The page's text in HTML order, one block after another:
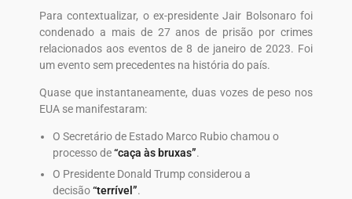
Para contextualizar, o ex-presidente Jair Bolsonaro foi
condenado a mais de 27 anos de prisão por crimes
relacionados aos eventos de 8 de janeiro de 2023. Foi
um evento sem precedentes na história do país.
Quase que instantaneamente, duas vozes de peso nos
EUA se manifestaram:
O Secretário de Estado Marco Rubio chamou o
processo de“caça às bruxas”.
O Presidente Donald Trump considerou a
decisão“terrível”.